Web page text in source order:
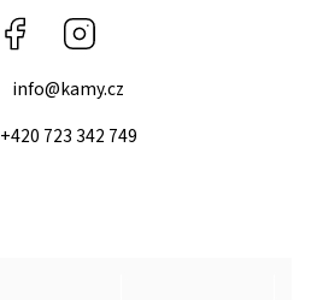
Facebook
info@kamy.cz
+420 723 342 749